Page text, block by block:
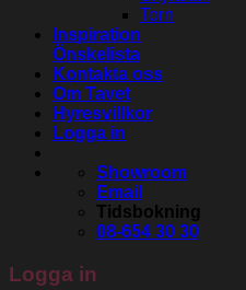
Torn
Inspiration
Önskelista
Kontakta oss
Om Tavet
Hyresvillkor
Logga in
Showroom
Email
Tidsbokning
08-654 30 30
Logga in